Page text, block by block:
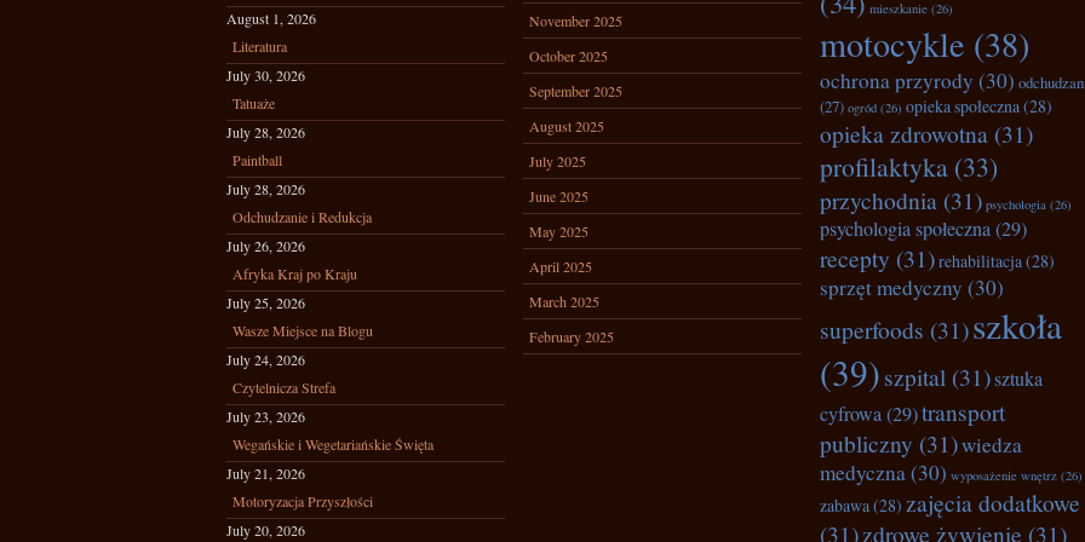
August 1, 2026
Literatura
July 30, 2026
Tatuaże
July 28, 2026
Paintball
July 28, 2026
Odchudzanie i Redukcja
July 26, 2026
Afryka Kraj po Kraju
July 25, 2026
Wasze Miejsce na Blogu
July 24, 2026
Czytelnicza Strefa
July 23, 2026
Wegańskie i Wegetariańskie Święta
July 21, 2026
Motoryzacja Przyszłości
July 20, 2026
November 2025
October 2025
September 2025
August 2025
July 2025
June 2025
May 2025
April 2025
March 2025
February 2025
mieszkanie (26)
motocykle (38)
ochrona przyrody (30)
(27) ogród (26) opieka społeczna(28)
opieka zdrowotna (31)
profilaktyka (33)
przychodnia (31) psychologia (26)
psychologia społeczna(29)
recepty (31)rehabilitacja(28)
sprzęt medyczny (30)
superfoods (31)szkoła
(39)szpital (31)sztuka
cyfrowa(29)transport
publiczny (31)wiedza
medyczna(30) wyposażenie wnętrz (26)
zabawa(28) zajęcia dodatkowe
(31)zdrowe żywienie (31)